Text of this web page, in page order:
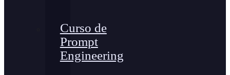
Curso de
Prompt
Engineering